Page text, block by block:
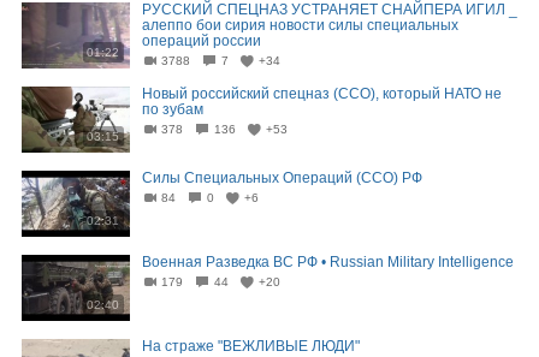
01:22
РУССКИЙ СПЕЦНАЗ УСТРАНЯЕТ СНАЙПЕРА ИГИЛ _
алеппо бои сирия новости силы специальных
операций россии
3788 7 +34
03:15
Новый российский спецназ (ССО), который НАТО не
по зубам
378 136 +53
02:31
Силы Специальных Операций (ССО) РФ
84 0 +6
02:40
Военная Разведка ВС РФ • Russian Military Intelligence
179 44 +20
На страже "ВЕЖЛИВЫЕ ЛЮДИ"